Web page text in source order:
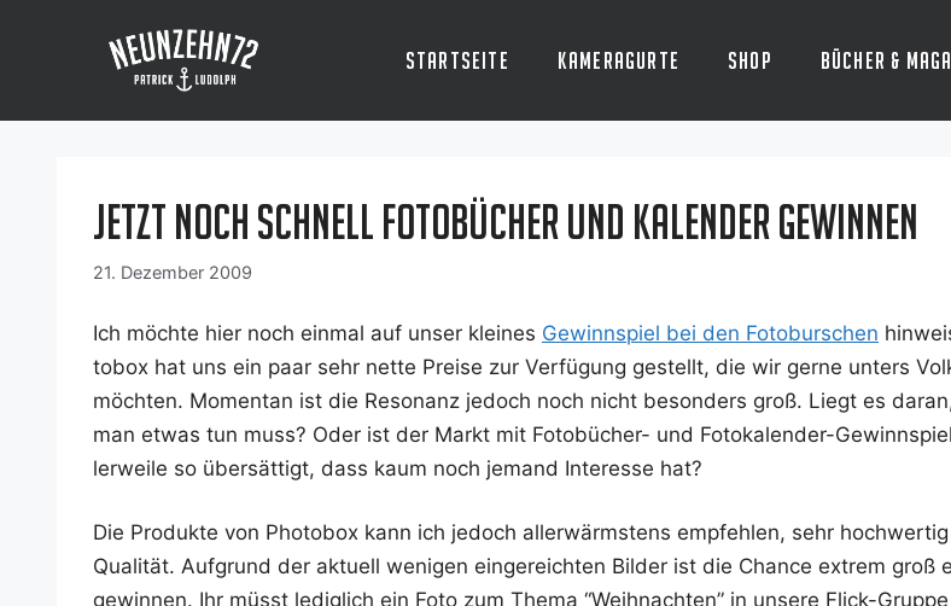
Startseite Kameragurte Shop Bücher &
Jetzt noch schnell Fotobücher und Kalender gewinnen
21. Dezember 2009
Ich möch­te hier noch ein­mal auf unser klei­nes Gewinn­spiel bei den Foto­bur­schen
to­box hat uns ein paar sehr net­te Prei­se zur Ver­fü­gung gestellt, die wir ger­ne unters
möch­ten. Momen­tan ist die Reso­nanz jedoch noch nicht beson­ders groß. Liegt es
man etwas tun muss? Oder ist der Markt mit Foto­bü­cher- und Foto­ka­lender-
ler­wei­le so über­sät­tigt, dass kaum noch jemand Inter­es­se hat?
Die Pro­duk­te von Pho­to­box kann ich jedoch aller­wärms­tens emp­feh­len, sehr
Qua­li­tät. Auf­grund der aktu­ell weni­gen ein­ge­reich­ten Bil­der ist die Chan­ce extrem groß
gewin­nen. Ihr müsst ledig­lich ein Foto zum The­ma “Weih­nach­ten” in unse­re Flick-